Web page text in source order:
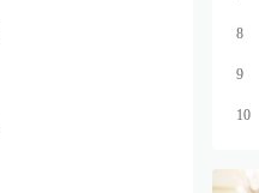
8
9
10